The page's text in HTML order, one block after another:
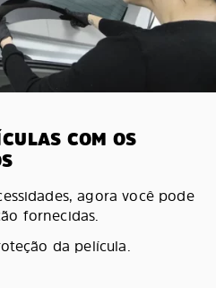
COM OS
agora você pode
fornecidas.
da película.